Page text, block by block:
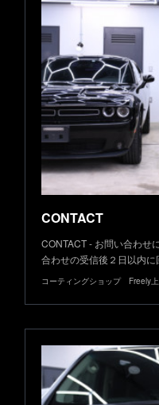
CONTACT
CONTACT - お問い合わせ
合わせの受信後２日以内
コーティングショップ Freely